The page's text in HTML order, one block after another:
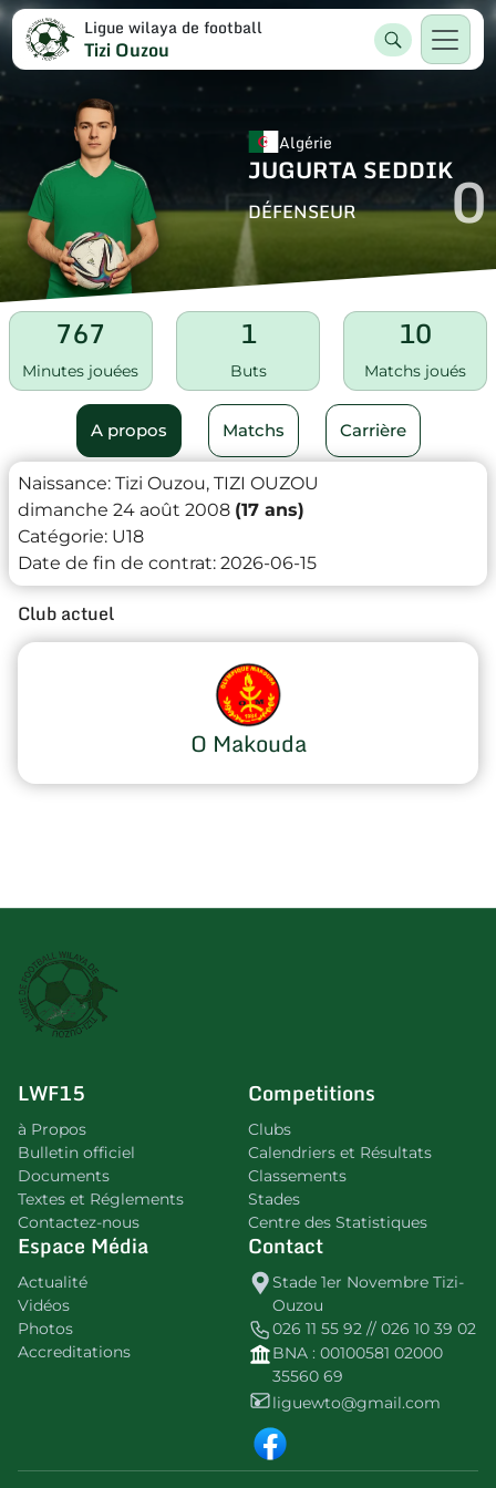
Ligue wilaya de football
Tizi Ouzou
Algérie
JUGURTA SEDDIK
DÉFENSEUR 0
767
Minutes jouées
1
Buts
10
Matchs joués
A propos Matchs Carrière
Naissance: Tizi Ouzou, TIZI OUZOU
dimanche 24 août 2008 (17 ans)
Catégorie: U18
Date de fin de contrat: 2026-06-15
Club actuel
O Makouda
LWF15
à Propos
Bulletin officiel
Documents
Textes et Réglements
Contactez-nous
Competitions
Clubs
Calendriers et Résultats
Classements
Stades
Centre des Statistiques
Espace Média
Actualité
Vidéos
Photos
Accreditations
Contact
Stade 1er Novembre Tizi-
Ouzou
026 11 55 92 // 026 10 39 02
BNA : 00100581 02000
35560 69
liguewto@gmail.com